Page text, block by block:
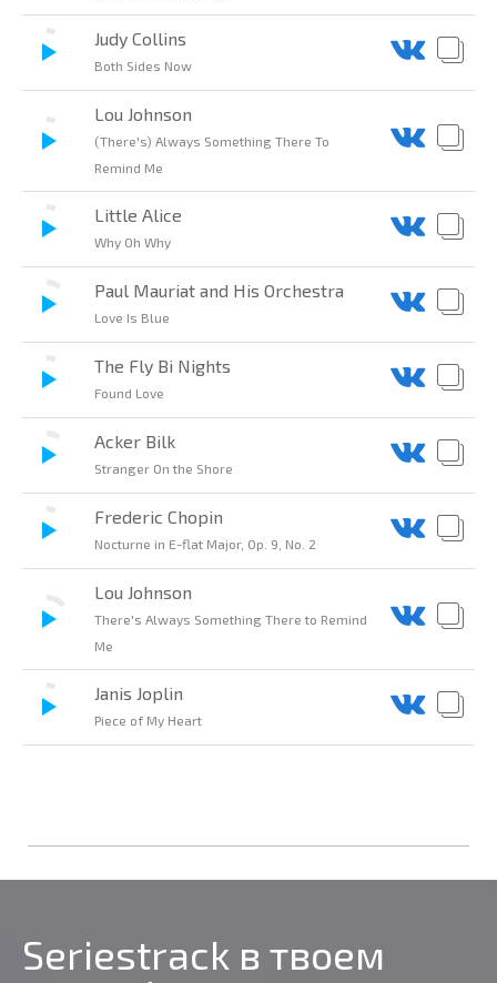
Judy Collins
Both Sides Now
Lou Johnson
(There's) Always Something There To
Remind Me
Little Alice
Why Oh Why
Paul Mauriat and His Orchestra
Love Is Blue
The Fly Bi Nights
Found Love
Acker Bilk
Stranger On the Shore
Frederic Chopin
Nocturne in E-flat Major, Op. 9, No. 2
Lou Johnson
There's Always Something There to Remind
Me
Janis Joplin
Piece of My Heart
Seriestrack в твоем